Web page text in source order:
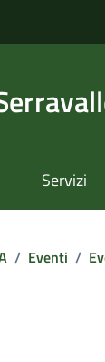
Servizi
/ Eventi /